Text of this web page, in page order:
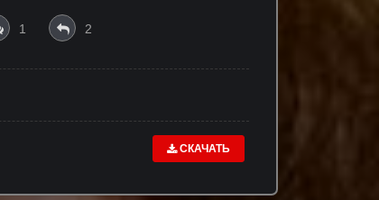
1 2
СКАЧАТЬ